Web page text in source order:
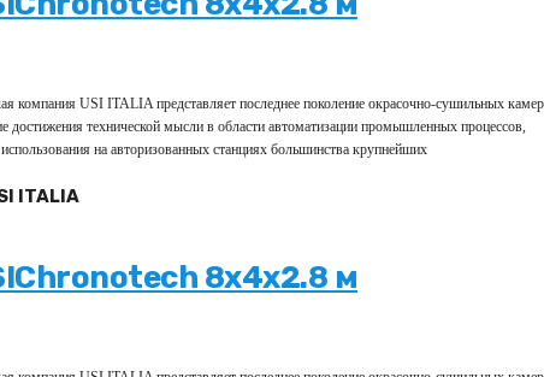
компания USI ITALIA представляет последнее поколение окрасочно-сушильных камер
технической мысли в области автоматизации промышленных процессов,
на авторизованных станциях большинства крупнейших
ITALIA
8х4х2.8 м